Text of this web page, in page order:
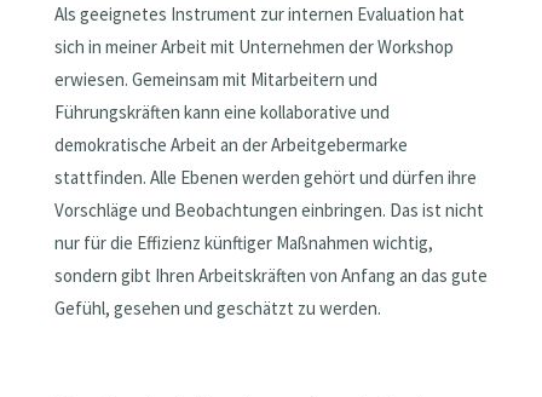
Als geeignetes Instrument zur internen Evaluation hat
sich in meiner Arbeit mit Unternehmen der Workshop
erwiesen. Gemeinsam mit Mitarbeitern und
Führungskräften kann eine kollaborative und
demokratische Arbeit an der Arbeitgebermarke
stattfinden. Alle Ebenen werden gehört und dürfen ihre
Vorschläge und Beobachtungen einbringen. Das ist nicht
nur für die Effizienz künftiger Maßnahmen wichtig,
sondern gibt Ihren Arbeitskräften von Anfang an das gute
Gefühl, gesehen und geschätzt zu werden.